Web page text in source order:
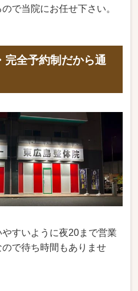
で当院にお任せ下さい。
完全予約制だから通
すいように夜20まで営業
で待ち時間もありませ